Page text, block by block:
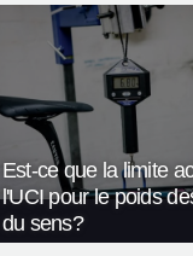
Est-ce que la limite
l'UCI pour le poids
du sens?